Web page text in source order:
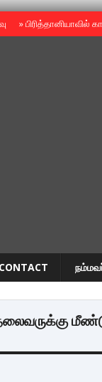
»பிரித்தானியாவில்
CONTACT